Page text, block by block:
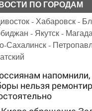
ПО ГОРОДАМ
-Хабаровск-
- Якутск-
Сахалинск-
напомнили,
нельзя